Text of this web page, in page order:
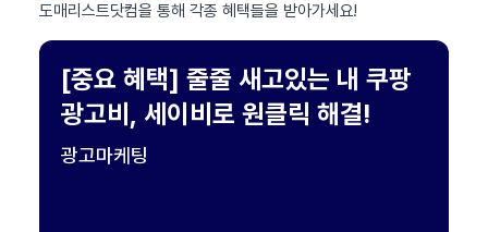
도매리스트닷컴을 통해 각종 혜택들을 받아가세요!
[중요 혜택] 줄줄 새고있는 내 쿠팡
광고비, 세이비로 원클릭 해결!
광고마케팅